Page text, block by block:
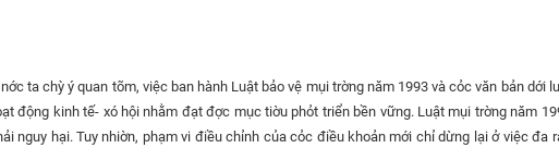
ta chỳ ý quan tõm, việc ban hành Luật bảo vệ mụi trờng năm 1993 và cỏc văn bản dới
động kinh tế- xó hội nhằm đạt đợc mục tiờu phỏt triển bền vững. Luật mụi trờng năm
nguy hại. Tuy nhiờn, phạm vi điều chỉnh của cỏc điều khoản mới chỉ dừng lại ở việc đa